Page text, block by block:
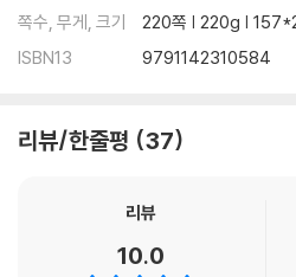
쪽수, 무게, 크기
220쪽 | 220g |
ISBN13
9791142310584
리뷰/한줄평 37
리뷰
10.0